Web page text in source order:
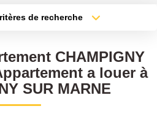
de recherche
Surface min
CHAMPIGNY
a louer à
SUR MARNE